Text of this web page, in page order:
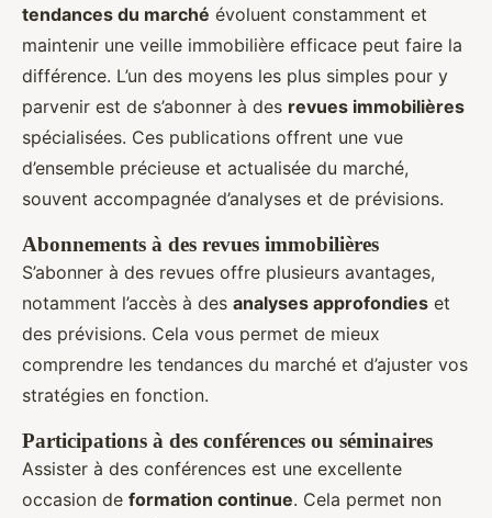
tendances du marché évoluent constamment et
maintenir une veille immobilière efficace peut faire la
différence. L’un des moyens les plus simples pour y
parvenir est de s’abonner à des revues immobilières
spécialisées. Ces publications offrent une vue
d’ensemble précieuse et actualisée du marché,
souvent accompagnée d’analyses et de prévisions.
Abonnements à des revues immobilières
S’abonner à des revues offre plusieurs avantages,
notamment l’accès à des analyses approfondies et
des prévisions. Cela vous permet de mieux
comprendre les tendances du marché et d’ajuster vos
stratégies en fonction.
Participations à des conférences ou séminaires
Assister à des conférences est une excellente
occasion de formation continue. Cela permet non